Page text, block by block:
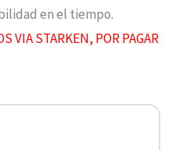
en el tiempo.
VIA STARKEN, POR PAGAR